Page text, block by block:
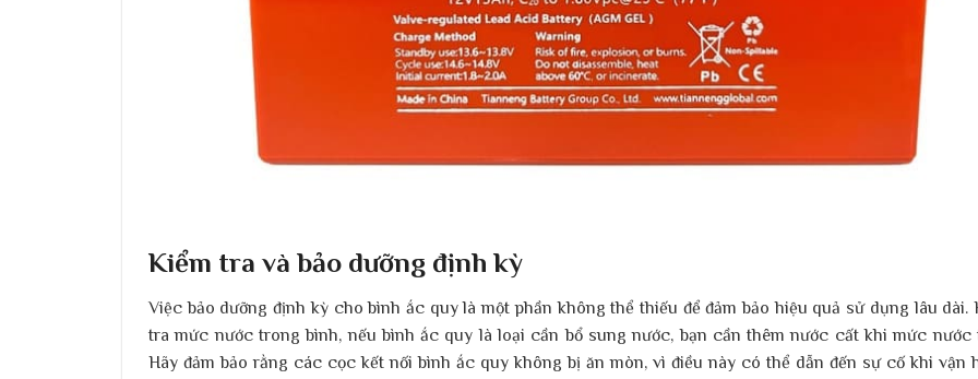
Kiểm tra và bảo dưỡng định kỳ
Việc bảo dưỡng định kỳ cho bình ắc quy là một phần không thể thiếu để đảm bảo hiệu quả sử dụng lâu dài.
tra mức nước trong bình, nếu bình ắc quy là loại cần bổ sung nước, bạn cần thêm nước cất khi mức nước
Hãy đảm bảo rằng các cọc kết nối bình ắc quy không bị ăn mòn, vì điều này có thể dẫn đến sự cố khi vận